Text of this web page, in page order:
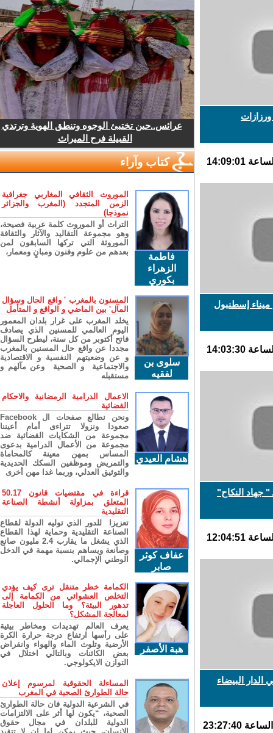
إسطنبول
النكاح"
البيضاء
عرائس..حين تختبئ الوجوه وتنطق الهوية وترتدي
القبيلة فرح الميراث
كتاب وآراء
فاطمة
الزهراء
بكوري
الموروث الثقافي المغاربي جغرافية
الزمن المتجدد (المغرب والجزائر
نموذجا)
التراث أو الموروث كلمة عربية فصيحة،
وهو مجموعة التقاليد والآثار والثقافة
الموروثة التي تركها السابقون لمن
بعدهم من علوم وفنون ومبانٍ ومعمار،
سلوى بن
لفقيه
المسنون بالمغرب ' واقع الحال وسؤال
المآل' بين الماضي و الواقع و المتأمل
يخلد المغرب على غرار بلدان المعمور
اليوم العالمي للمسنين الذي يصادف
فاتح أكتوبر من كل سنة، ليطرح السؤال
مجددا عن واقع حال المسنين بالمغرب
و عن وضعيتهم النفسية و الاقتصادية
والاجتماعية و الصحية وعن مآلهم و
مستقبله
هشام العيدي
الاعمال الدرامية الرمضانية والاحكام
القضائية
ونحن نطالع صفحات ال Facebook
صعودا ونزولا تتراءى أمام أعيننا
مجموعة من الشكايات القضائية ضد
مجموعة من الأعمال الدرامية بدعوى
المساس بمهن معينة كالمحاماة
والتمريض وموظفين السكك الحديدية
والتوثيق العدلي، وربما غدا مهن أخرى
عفاف كوثر
صابر
قراءة في مقتضيات قانون 50.17
المتعلق بمزاولة أنشطة الصناعة
التقليدية
تعزيزا للدور الذي توليه الدولة لقطاع
الصناعة التقليدية وحماية لهذا القطاع
الذي يشغل ما يقارب 2.4 مليون صانع
وصانعة ويساهم بنسبة مهمة في الدخل
الوطني الإجمالي.
هبة الأصفر
الكمامة خطر متنقل ترى كيف يؤدي
التخلص العشوائي من الكمامة إلى
تدهور البيئة؟ وما الحلول العاجلة
لمعالجة المشكل؟
يعرف العالم تهديدات ومخاطر بيئية
على رأسها ارتفاع درجة حرارة الكرة
الأرضية وتلوث الماء والهواء وانقراض
بعض الكائنات وبالتالي اختلال في
التوازن الايكولوجي.
المساءلة الحقوقية لمرسوم إعلان
حالة الطوارئ الصحية في المغرب
في الشرعية الدولية فان حالة الطوارئ
الصحية، “يكون لها أثر على الالتزامات
الدولية للبلدان في مجال حقوق